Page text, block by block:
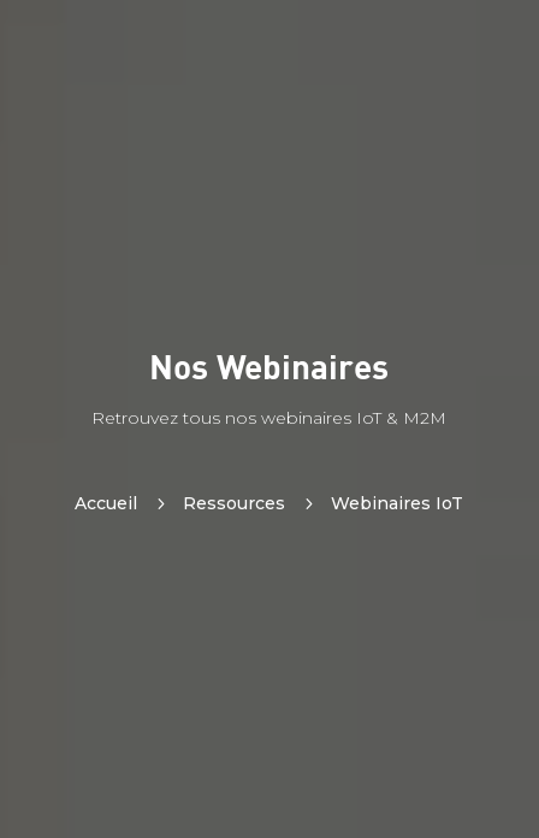
Nos Webinaires
Retrouvez tous nos webinaires IoT & M2M
Accueil 5 Ressources 5 Webinaires IoT